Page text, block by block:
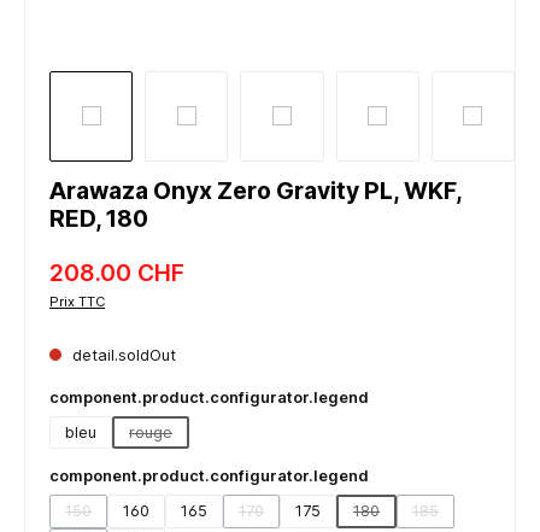
Arawaza Onyx Zero Gravity PL, WKF,
RED, 180
208.00 CHF
Prix TTC
detail.soldOut
component.product.configurator.legend
bleu
rouge
(detail.unavailableTooltip)
component.product.configurator.legend
150
(detail.unavailableTooltip)
160 165 170
(detail.unavailableTooltip)
175 180
(detail.unavailableTooltip)
185